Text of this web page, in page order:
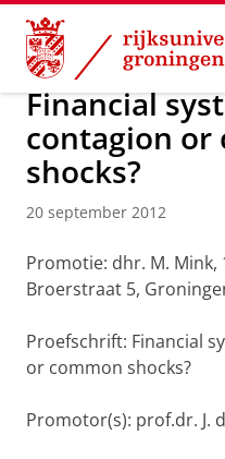
Skip
Content
Skip
Navigation
Over ons Actueel
Financial
contagion or
shocks?
20 september 2012
Promotie: dhr. M. Mink,
Broerstraat 5,
Proefschrift: Financial
or common shocks?
Promotor(s): prof.dr. J.